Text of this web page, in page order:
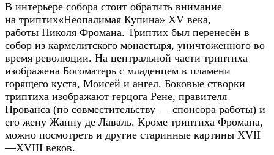
В интерьере собора стоит обратить внимание
на триптих«Неопалимая Купина» XV века,
работы Николя Фромана. Триптих был перенесён в
собор из кармелитского монастыря, уничтоженного во
время революции. На центральной части триптиха
изображена Богоматерь с младенцем в пламени
горящего куста, Моисей и ангел. Боковые створки
триптиха изображают герцога Рене, правителя
Прованса (по совместительству — спонсора работы) и
его жену Жанну де Лаваль. Кроме триптиха Фромана,
можно посмотреть и другие старинные картины XVII
—XVIII веков.